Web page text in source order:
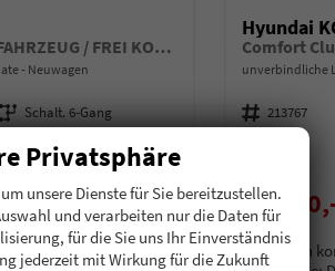
Comfort Club BESTELLFAHRZEUG / FREI KONFIGURIERBAR
Neuwagen
Getriebe Schalt. 6-Gang
Details
l/100km
Hyundai
Comfort
unverbindliche
Fahrzeugnummer 213767
Benzin
incl. 19% MwSt.
Verbrauch
Privatsphäre
unsere Dienste für Sie bereitzustellen.
und verarbeiten nur die Daten für
für die Sie uns Ihr Einverständnis
jederzeit mit Wirkung für die Zukunft